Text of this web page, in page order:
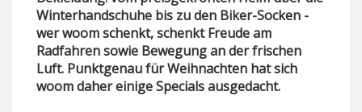
Winterhandschuhe bis zu den Biker-Socken -
wer woom schenkt, schenkt Freude am
Radfahren sowie Bewegung an der frischen
Luft. Punktgenau für Weihnachten hat sich
woom daher einige Specials ausgedacht.